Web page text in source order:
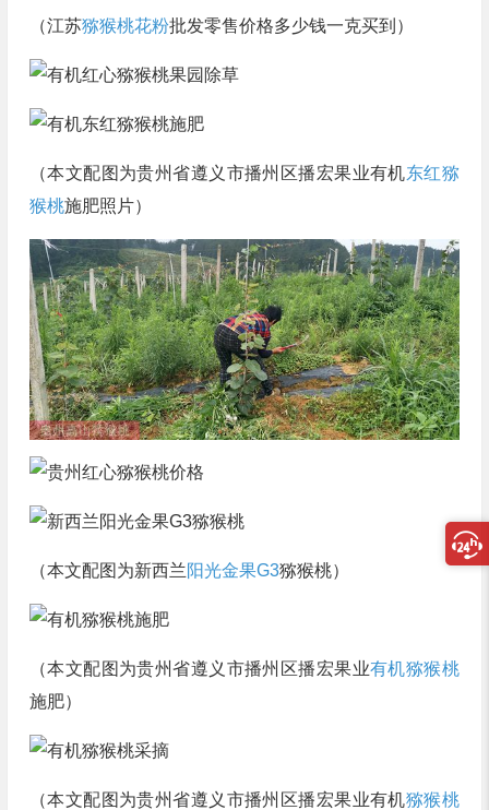
（江苏猕猴桃花粉批发零售价格多少钱一克买到）
（本文配图为贵州省遵义市播州区播宏果业有机东红猕
猴桃施肥照片）
（本文配图为新西兰阳光金果G3猕猴桃）
（本文配图为贵州省遵义市播州区播宏果业有机猕猴桃
施肥）
（本文配图为贵州省遵义市播州区播宏果业有机猕猴桃